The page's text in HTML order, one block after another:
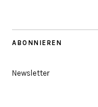
ABONNIEREN
Newsletter